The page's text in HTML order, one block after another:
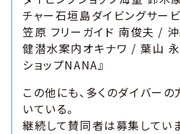
チャー石垣島ダイビングサー
笠原 フリーガイド 南俊夫 /
健潜水案内オキナワ / 葉山
ショップNANA』
この他にも、多くのダイバー
いている。
継続して賛同者は募集していま